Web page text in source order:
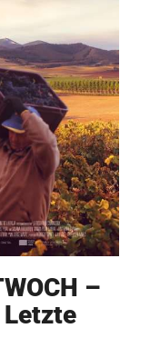
–